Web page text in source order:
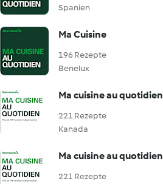
Spanien
Ma Cuisine
196 Rezepte
Benelux
Ma cuisine au quotidien
221 Rezepte
Kanada
Ma cuisine au quotidien
221 Rezepte